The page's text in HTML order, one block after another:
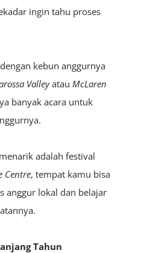
ingin tahu proses
kebun anggurnya
Valleyatau McLaren
banyak acara untuk
adalah festival
Centre, tempat kamu bisa
anggur lokal dan belajar
Tahun